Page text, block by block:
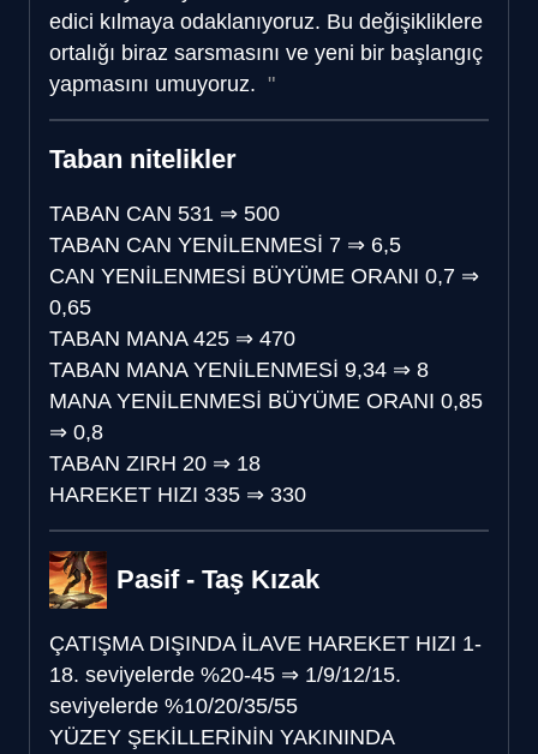
edici kılmaya odaklanıyoruz. Bu değişikliklere
ortalığı biraz sarsmasını ve yeni bir başlangıç
yapmasını umuyoruz.
Taban nitelikler
TABAN CAN 531 ⇒ 500
TABAN CAN YENİLENMESİ 7 ⇒ 6,5
CAN YENİLENMESİ BÜYÜME ORANI 0,7 ⇒
0,65
TABAN MANA 425 ⇒ 470
TABAN MANA YENİLENMESİ 9,34 ⇒ 8
MANA YENİLENMESİ BÜYÜME ORANI 0,85
⇒ 0,8
TABAN ZIRH 20 ⇒ 18
HAREKET HIZI 335 ⇒ 330
Pasif - Taş Kızak
ÇATIŞMA DIŞINDA İLAVE HAREKET HIZI 1-
18. seviyelerde %20-45 ⇒ 1/9/12/15.
seviyelerde %10/20/35/55
YÜZEY ŞEKİLLERİNİN YAKININDA